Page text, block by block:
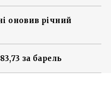
оновив річний
за барель